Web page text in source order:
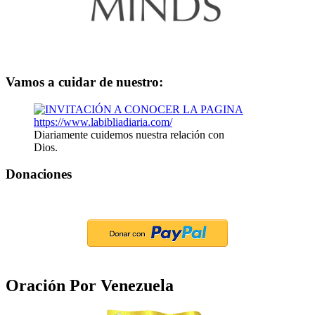
Vamos a cuidar de nuestro:
Diariamente cuidemos nuestra relación con
Dios.
Donaciones
Oración Por Venezuela